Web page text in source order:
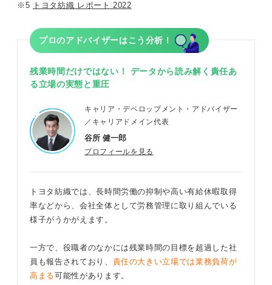
※5 トヨタ紡織 レポート 2022
プロのアドバイザーはこう分析！
残業時間だけではない！ データから読み解く責任あ
る立場の実態と重圧
キャリア・デベロップメント・アドバイザー
／キャリアドメイン代表
谷所 健一郎
プロフィールを見る
トヨタ紡織では、長時間労働の抑制や高い有給休暇取得
率などから、会社全体として労務管理に取り組んでいる
様子がうかがえます。
一方で、役職者のなかには残業時間の目標を超過した社
員も報告されており、 責任の大きい立場では業務負荷が
高まる可能性があります。